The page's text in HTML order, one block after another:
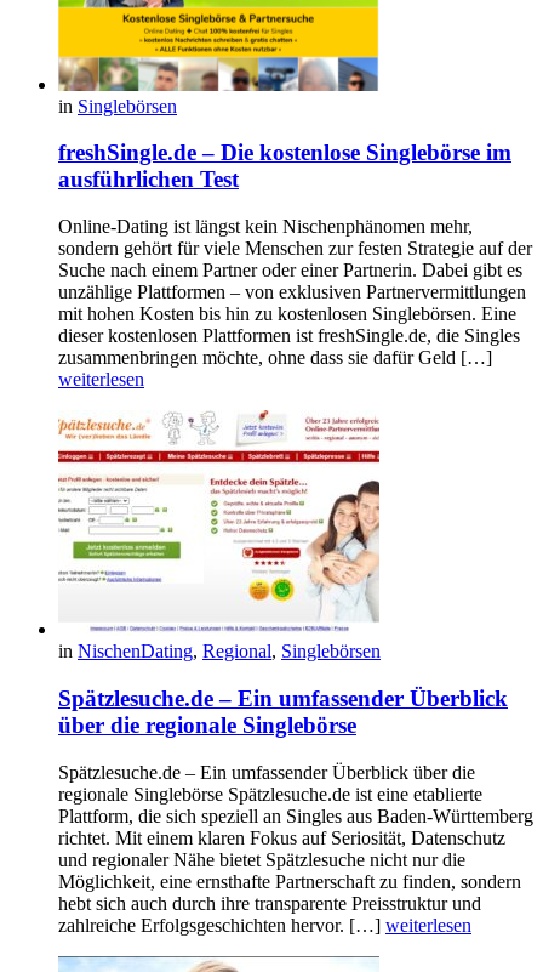
in Singlebörsen
freshSingle.de – Die kostenlose Singlebörse im
ausführlichen Test
Online-Dating ist längst kein Nischenphänomen mehr,
sondern gehört für viele Menschen zur festen Strategie auf der
Suche nach einem Partner oder einer Partnerin. Dabei gibt es
unzählige Plattformen – von exklusiven Partnervermittlungen
mit hohen Kosten bis hin zu kostenlosen Singlebörsen. Eine
dieser kostenlosen Plattformen ist freshSingle.de, die Singles
zusammenbringen möchte, ohne dass sie dafür Geld […]
weiterlesen
in NischenDating, Regional, Singlebörsen
Spätzlesuche.de – Ein umfassender Überblick
über die regionale Singlebörse
Spätzlesuche.de – Ein umfassender Überblick über die
regionale Singlebörse Spätzlesuche.de ist eine etablierte
Plattform, die sich speziell an Singles aus Baden-Württemberg
richtet. Mit einem klaren Fokus auf Seriosität, Datenschutz
und regionaler Nähe bietet Spätzlesuche nicht nur die
Möglichkeit, eine ernsthafte Partnerschaft zu finden, sondern
hebt sich auch durch ihre transparente Preisstruktur und
zahlreiche Erfolgsgeschichten hervor. […] weiterlesen